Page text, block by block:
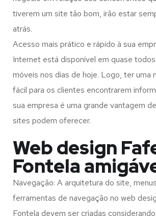
tiverem um site tão bom, irão estar
atrás.
Acesso mais prático e rápido à sua
Internet está disponível em quase
móveis nos dias de hoje. Logo, ter uma
fácil para os clientes encontrarem
sua empresa é uma grande vantagem
sites podem oferecer.
Web design
Fontela
Navegação: A arquitetura do site,
ferramentas de navegação no web
Fontela devem ser criadas